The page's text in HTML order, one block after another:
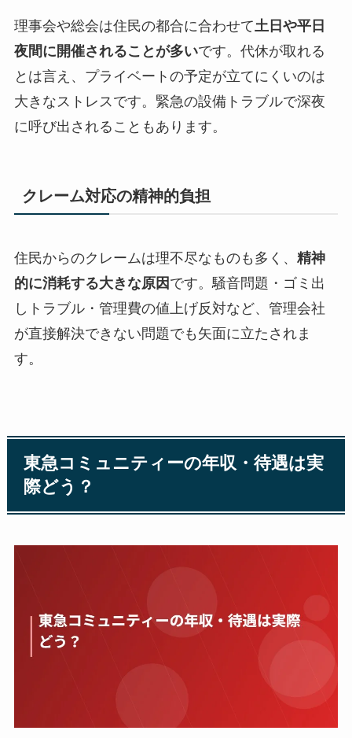
理事会や総会は住民の都合に合わせて 土日や平日
夜間に開催されることが多いです。代休が取れる
とは言え、プライベートの予定が立てにくいのは
大きなストレスです。緊急の設備トラブルで深夜
に呼び出されることもあります。
クレーム対応の精神的負担
住民からのクレームは理不尽なものも多く、 精神
的に消耗する大きな原因 です。騒音問題・ゴミ出
しトラブル・管理費の値上げ反対など、管理会社
が直接解決できない問題でも矢面に立たされま
す。
東急コミュニティーの年収・待遇は実
際どう？